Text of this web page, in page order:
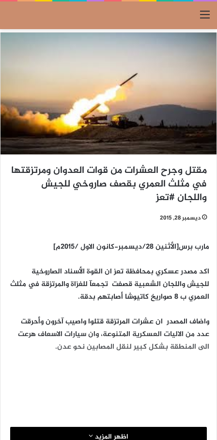
القائمة
مقتل وجرح العشرات من قوات العدوان ومرتزقتها
في مثلث العمري بقصف صاروخي للجيش
واللجان #تعز
ديسمبر 28, 2015
مارب برس[الأثنين 28/ديسمبر-كانون الاول /2015م]
اكد مصدر عسكري بمحافظة تعز ان القوة الأسناد الصاروخية
للجيش واللجان الشعبية قصفت تجمعآ للغزاة والمرتزقة في مثلث
العمري ب 8 صواريخ كاتيوشا أصابتهم بدقة.
واضاف المصدر ان عشرات المرتزقة قتلوا واصيب آخرون وأحرقت
عدد من الاليات العسكرية المتنوعة، وان سيارات الاسعاف هرعت
الى المنطقة بشكل كبير لنقل المصابين نحو عدن.
اظهر المزيد